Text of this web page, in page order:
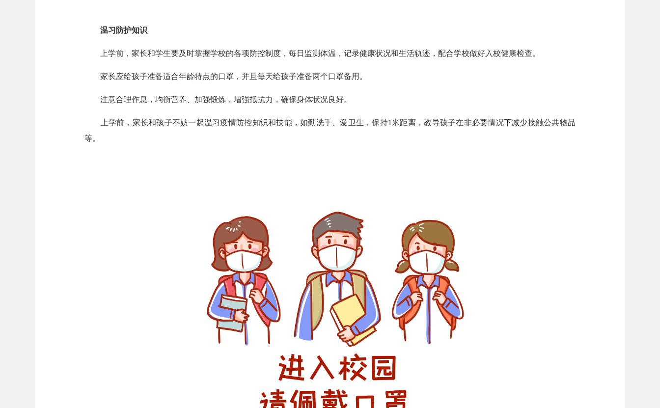
温习防护知识
上学前，家长和学生要及时掌握学校的各项防控制度，每日监测体温，记录健康状况和生活轨迹，配合学校做好入校健康检查。
家长应给孩子准备适合年龄特点的口罩，并且每天给孩子准备两个口罩备用。
注意合理作息，均衡营养、加强锻炼，增强抵抗力，确保身体状况良好。
上学前，家长和孩子不妨一起温习疫情防控知识和技能，如勤洗手、爱卫生，保持1米距离，教导孩子在非必要情况下减少接触公共物品
等。